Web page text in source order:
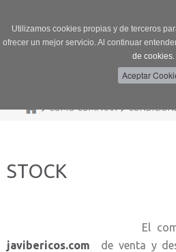
Utilizamos cookies propias y de terceros
ofrecer un mejor servicio. Al continuar
de cookies.
>CÓMO COMPRAR>
STOCK
El compromiso
javibericos.com
de venta y